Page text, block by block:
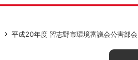
平成20年度 習志野市環境審議会公害部会